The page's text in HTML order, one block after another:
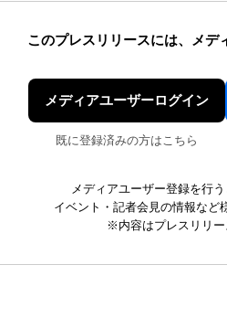
このプレスリリースには、 メデ
メディアユーザーログイン
既に登録済みの方はこちら
メディアユーザー登録を行
イベント・記者会見の情報など
※内容はプレスリリー